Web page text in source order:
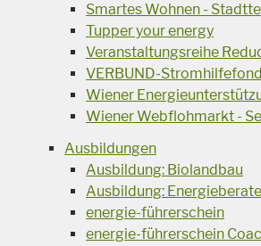
Smartes Wohnen -
Tupper your energy
Veranstaltungsreihe
VERBUND-
Wiener
Wiener Webflohmarkt -
Ausbildungen
Ausbildung: Biolandbau
Ausbildung:
energie-führerschein
energie-führerschein